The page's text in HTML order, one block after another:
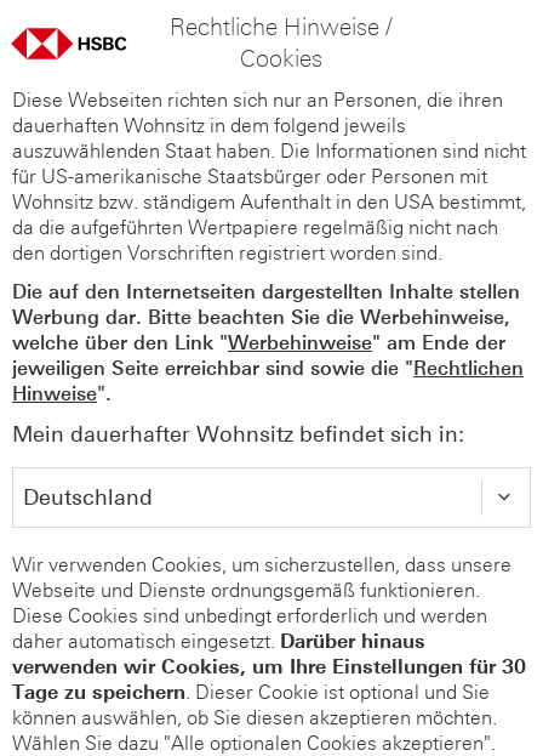
Rechtliche Hinweise /
Cookies
Diese Webseiten richten sich nur an Personen, die ihren
dauerhaften Wohnsitz in dem folgend jeweils
auszuwählenden Staat haben. Die Informationen sind nicht
für US-amerikanische Staatsbürger oder Personen mit
Wohnsitz bzw. ständigem Aufenthalt in den USA bestimmt,
da die aufgeführten Wertpapiere regelmäßig nicht nach
den dortigen Vorschriften registriert worden sind.
Die auf den Internetseiten dargestellten Inhalte stellen
Werbung dar. Bitte beachten Sie die Werbehinweise,
welche über den Link "Werbehinweise" am Ende der
jeweiligen Seite erreichbar sind sowie die "Rechtlichen
Hinweise".
Mein dauerhafter Wohnsitz befindet sich in:
Wir verwenden Cookies, um sicherzustellen, dass unsere
Webseite und Dienste ordnungsgemäß funktionieren.
Diese Cookies sind unbedingt erforderlich und werden
daher automatisch eingesetzt. Darüber hinaus
verwenden wir Cookies, um Ihre Einstellungen für 30
Tage zu speichern. Dieser Cookie ist optional und Sie
können auswählen, ob Sie diesen akzeptieren möchten.
Wählen Sie dazu "Alle optionalen Cookies akzeptieren".